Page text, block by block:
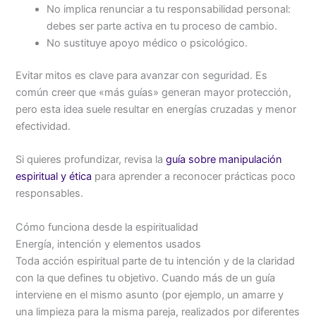
No implica renunciar a tu responsabilidad personal:
debes ser parte activa en tu proceso de cambio.
No sustituye apoyo médico o psicológico.
Evitar mitos es clave para avanzar con seguridad. Es
común creer que «más guías» generan mayor protección,
pero esta idea suele resultar en energías cruzadas y menor
efectividad.
Si quieres profundizar, revisa laguía sobre manipulación
espiritual y ética para aprender a reconocer prácticas poco
responsables.
Cómo funciona desde la espiritualidad
Energía, intención y elementos usados
Toda acción espiritual parte de tu intención y de la claridad
con la que defines tu objetivo. Cuando más de un guía
interviene en el mismo asunto (por ejemplo, un amarre y
una limpieza para la misma pareja, realizados por diferentes